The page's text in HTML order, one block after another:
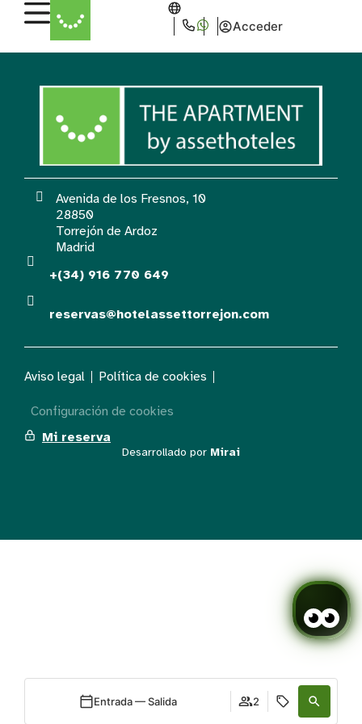
Acceder
Entrada — Salida 2
Avenida de los Fresnos, 10
28850
Torrejón de Ardoz
Madrid
+(34) 916 770 649
reservas@hotelassettorrejon.com
Aviso legal Política de cookies
Configuración de cookies
Mi reserva
Desarrollado por Mirai